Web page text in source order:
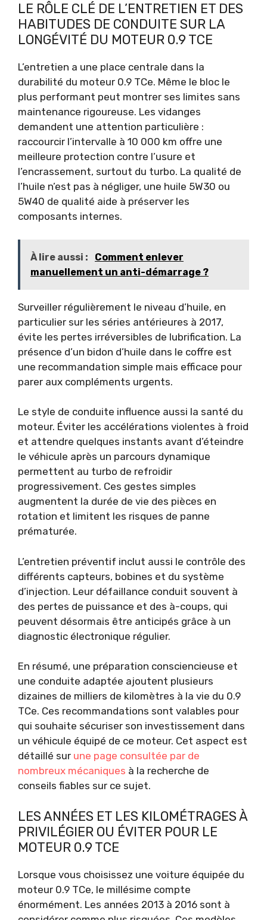
LE RÔLE CLÉ DE L’ENTRETIEN ET DES
HABITUDES DE CONDUITE SUR LA
LONGÉVITÉ DU MOTEUR 0.9 TCE
L’entretien a une place centrale dans la
durabilité du moteur 0.9 TCe. Même le bloc le
plus performant peut montrer ses limites sans
maintenance rigoureuse. Les vidanges
demandent une attention particulière :
raccourcir l’intervalle à 10 000 km offre une
meilleure protection contre l’usure et
l’encrassement, surtout du turbo. La qualité de
l’huile n’est pas à négliger, une huile 5W30 ou
5W40 de qualité aide à préserver les
composants internes.
À lire aussi :
Comment enlever
manuellement un anti-démarrage ?
Surveiller régulièrement le niveau d’huile, en
particulier sur les séries antérieures à 2017,
évite les pertes irréversibles de lubrification. La
présence d’un bidon d’huile dans le coffre est
une recommandation simple mais efficace pour
parer aux compléments urgents.
Le style de conduite influence aussi la santé du
moteur. Éviter les accélérations violentes à froid
et attendre quelques instants avant d’éteindre
le véhicule après un parcours dynamique
permettent au turbo de refroidir
progressivement. Ces gestes simples
augmentent la durée de vie des pièces en
rotation et limitent les risques de panne
prématurée.
L’entretien préventif inclut aussi le contrôle des
différents capteurs, bobines et du système
d’injection. Leur défaillance conduit souvent à
des pertes de puissance et des à-coups, qui
peuvent désormais être anticipés grâce à un
diagnostic électronique régulier.
En résumé, une préparation consciencieuse et
une conduite adaptée ajoutent plusieurs
dizaines de milliers de kilomètres à la vie du 0.9
TCe. Ces recommandations sont valables pour
qui souhaite sécuriser son investissement dans
un véhicule équipé de ce moteur. Cet aspect est
détaillé sur une page consultée par de
nombreux mécaniques à la recherche de
conseils fiables sur ce sujet.
LES ANNÉES ET LES KILOMÉTRAGES À
PRIVILÉGIER OU ÉVITER POUR LE
MOTEUR 0.9 TCE
Lorsque vous choisissez une voiture équipée du
moteur 0.9 TCe, le millésime compte
énormément. Les années 2013 à 2016 sont à